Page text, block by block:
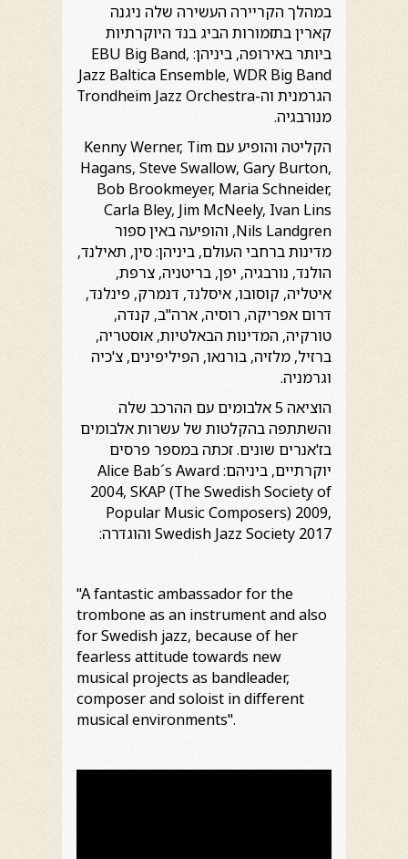
במהלך הקריירה העשירה שלה ניגנה
קארין בתזמורות הביג בנד היוקרתיות
ביותר באירופה, ביניהן: EBU Big Band,
Jazz Baltica Ensemble, WDR Big Band
הגרמנית וה-Trondheim Jazz Orchestra
מנורבגיה.
הקליטה והופיע עם Kenny Werner, Tim
Hagans, Steve Swallow, Gary Burton,
Bob Brookmeyer, Maria Schneider,
Carla Bley, Jim McNeely, Ivan Lins
,Nils Landgren והופיעה באין ספור
מדינות ברחבי העולם, ביניהן: סין, תאילנד,
הולנד, נורבגיה, יפן, בריטניה, צרפת,
איטליה, קוסובו, איסלנד, דנמרק, פינלנד,
דרום אפריקה, רוסיה, ארה"ב, קנדה,
טורקיה, המדינות הבאלטיות, אוסטריה,
ברזיל, מלזיה, בורנאו, הפיליפינים, צ'כיה
וגרמניה.
הוציאה 5 אלבומים עם ההרכב שלה
והשתתפה בהקלטות של עשרות אלבומים
בז'אנרים שונים. זכתה במספר פרסים
יוקרתיים, ביניהם: Alice Bab´s Award
2004, SKAP (The Swedish Society of
Popular Music Composers) 2009,
Swedish Jazz Society 2017 והוגדרה:
"A fantastic ambassador for the
trombone as an instrument and also
for Swedish jazz, because of her
fearless attitude towards new
musical projects as bandleader,
composer and soloist in different
musical environments".